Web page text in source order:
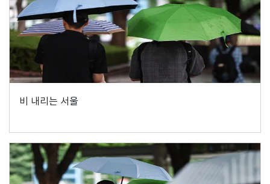
비 내리는 서울